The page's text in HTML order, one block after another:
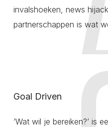
invalshoeken, news
partnerschappen is wat
Goal Driven
‘Wat wil je bereiken?’ is